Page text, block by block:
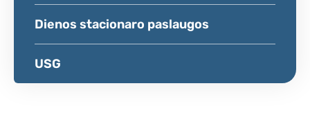
Dienos stacionaro paslaugos
USG